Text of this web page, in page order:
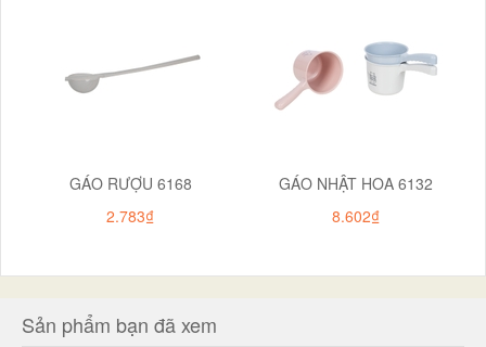
GÁO RƯỢU 6168
2.783₫
GÁO NHẬT HOA 6132
8.602₫
Sản phẩm bạn đã xem